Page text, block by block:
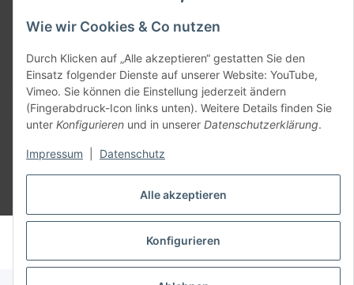
Alle akzeptieren
Konfigurieren
Wie wir Cookies & Co nutzen
Durch Klicken auf „Alle akzeptieren“ gestatten Sie den
Einsatz folgender Dienste auf unserer Website: YouTube,
Vimeo. Sie können die Einstellung jederzeit ändern
(Fingerabdruck-Icon links unten). Weitere Details finden Sie
unter Konfigurieren und in unserer Datenschutzerklärung.
Impressum Datenschutz
Teil unseres Netzwerks:
SmoliTec - Safety. Simplified. Worldwide. ( B2B Shop )
Vertrag widerrufen
* Alle Preise inkl. gesetzlicher USt., zzgl.Versand
© voltmaster.de
Powered byJTL-Shop